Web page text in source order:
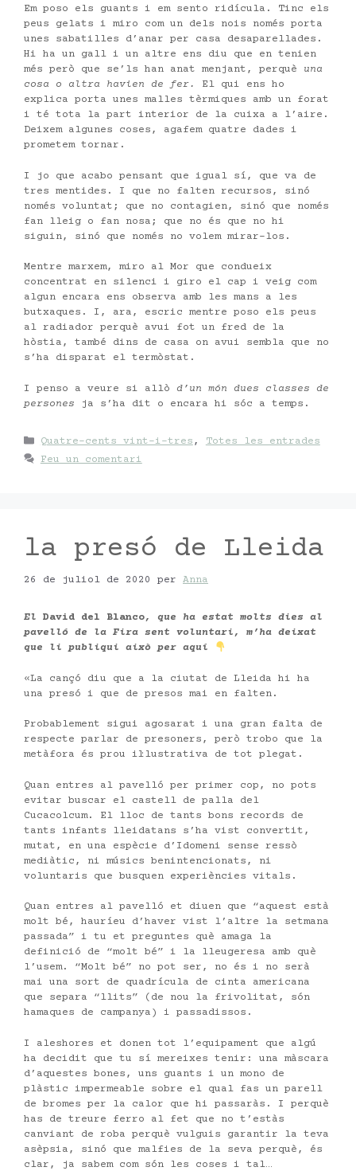
Em poso els guants i em sento ridícula. Tinc els
peus gelats i miro com un dels nois només porta
unes sabatilles d’anar per casa desaparellades.
Hi ha un gall i un altre ens diu que en tenien
més però que se’ls han anat menjant, perquè una
cosa o altra havien de fer. El qui ens ho
explica porta unes malles tèrmiques amb un forat
i té tota la part interior de la cuixa a l’aire.
Deixem algunes coses, agafem quatre dades i
prometem tornar.
I jo que acabo pensant que igual sí, que va de
tres mentides. I que no falten recursos, sinó
només voluntat; que no contagien, sinó que només
fan lleig o fan nosa; que no és que no hi
siguin, sinó que només no volem mirar-los.
Mentre marxem, miro al Mor que condueix
concentrat en silenci i giro el cap i veig com
algun encara ens observa amb les mans a les
butxaques. I, ara, escric mentre poso els peus
al radiador perquè avui fot un fred de la
hòstia, també dins de casa on avui sembla que no
s’ha disparat el termòstat.
I penso a veure si allò d’un món dues classes de
persones
ja s’ha dit o encara hi sóc a temps.
Categories
Quatre-cents vint-i-tres , Totes les entrades
Feu un comentari
la presó de Lleida
26 de juliol de 2020 per Anna
El David del Blanco, que ha estat molts dies al
pavelló de la Fira sent voluntari, m’ha deixat
que li publiqui això per aquí
«La cançó diu que a la ciutat de Lleida hi ha
una presó i que de presos mai en falten.
Probablement sigui agosarat i una gran falta de
respecte parlar de presoners, però trobo que la
metàfora és prou il·lustrativa de tot plegat.
Quan entres al pavelló per primer cop, no pots
evitar buscar el castell de palla del
Cucacolcum. El lloc de tants bons records de
tants infants lleidatans s’ha vist convertit,
mutat, en una espècie d’Idomeni sense ressò
mediàtic, ni músics benintencionats, ni
voluntaris que busquen experiències vitals.
Quan entres al pavelló et diuen que “aquest està
molt bé, hauríeu d’haver vist l’altre la setmana
passada” i tu et preguntes què amaga la
definició de “molt bé” i la lleugeresa amb què
l’usem. “Molt bé” no pot ser, no és i no serà
mai una sort de quadrícula de cinta americana
que separa “llits” (de nou la frivolitat, són
hamaques de campanya) i passadissos.
I aleshores et donen tot l’equipament que algú
ha decidit que tu sí mereixes tenir: una màscara
d’aquestes bones, uns guants i un mono de
plàstic impermeable sobre el qual fas un parell
de bromes per la calor que hi passaràs. I perquè
has de treure ferro al fet que no t’estàs
canviant de roba perquè vulguis garantir la teva
asèpsia, sinó que malfies de la seva perquè, és
clar, ja sabem com són les coses i tal…